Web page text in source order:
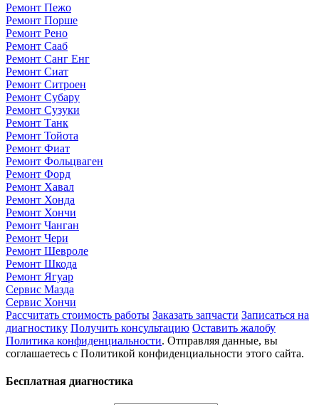
Ремонт Пежо
Ремонт Порше
Ремонт Рено
Ремонт Сааб
Ремонт Санг Енг
Ремонт Сиат
Ремонт Ситроен
Ремонт Субару
Ремонт Сузуки
Ремонт Танк
Ремонт Тойота
Ремонт Фиат
Ремонт Фольцваген
Ремонт Форд
Ремонт Хавал
Ремонт Хонда
Ремонт Хончи
Ремонт Чанган
Ремонт Чери
Ремонт Шевроле
Ремонт Шкода
Ремонт Ягуар
Сервис Мазда
Сервис Хончи
Рассчитать стоимость работы Заказать запчасти Записаться на
диагностику Получить консультацию Оставить жалобу
Политика конфиденциальности. Отправляя данные, вы
соглашаетесь с Политикой конфиденциальности этого сайта.
Бесплатная диагностика